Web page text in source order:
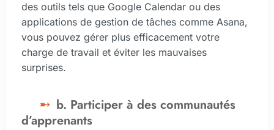
des outils tels que Google Calendar ou des
applications de gestion de tâches comme Asana,
vous pouvez gérer plus efficacement votre
charge de travail et éviter les mauvaises
surprises.
b. Participer à des communautés
d’apprenants